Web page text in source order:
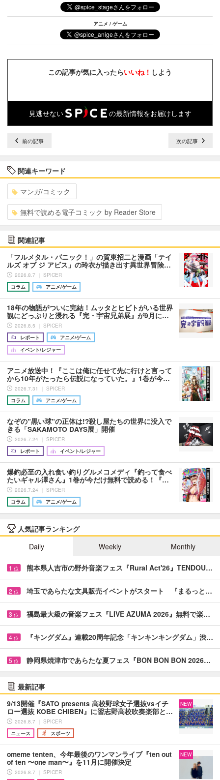
アニメ / ゲーム
この記事が気に入ったらいいね！ しよう
見逃せない の最新情報をお届けします
前の記事 次の記事
関連キーワード
マンガ/コミック
無料で読める電子コミック by Reader Store
関連記事
「フルメタル・パニック！」の賀東招二と漫画「テイ
ルズ オブ ジ アビス」の玲衣が描き出す異世界冒険…
2026.8.7 ｜ SPICER
コラム
アニメ/ゲーム
18年の物語がついに完結！ムッタとヒビトがいる世界
観にどっぷりと浸れる『完・宇宙兄弟展』が9月に…
2026.8.5 ｜ SPICER
レポート
アニメ/ゲーム
イベント/レジャー
アニメ放送中！『ここは俺に任せて先に行けと言って
から10年がたったら伝説になっていた。』1巻が今…
2026.7.31 ｜ SPICER
コラム
アニメ/ゲーム
なぞの”黒い球”の正体は!?殺し屋たちの世界に没入で
きる「SAKAMOTO DAYS展」開催
2026.7.24 ｜ SPICER
レポート
イベント/レジャー
爆釣必至の入れ食い釣りグルメコメディ『釣って食べ
たいギャル澤さん』1巻が今だけ無料で読める！『…
2026.7.24 ｜ SPICER
コラム
アニメ/ゲーム
人気記事ランキング
Daily
Weekly Monthly
1 位 熊本県人吉市の野外音楽フェス『Rural Act'26』TENDOU…
2 位 埼玉であらたな文具販売イベントがスタート 『まるっと…
3 位 福島最大級の音楽フェス『LIVE AZUMA 2026』無料で楽…
4 位 『キングダム』連載20周年記念「キンキンキングダム」渋…
5 位 静岡県焼津市であらたな夏フェス『BON BON BON 2026…
最新記事
9/13開催『SATO presents 高校野球女子選抜vsイチ
ロー選抜 KOBE CHIBEN』に習志野高校吹奏楽部と…
2026.8.7 ｜ SPICER
ニュース
スポーツ
NEW
omeme tenten、今年最後のワンマンライブ『ten out
of ten 〜one man〜』を11月に開催決定
2026.8.7 ｜ SPICER
NEW